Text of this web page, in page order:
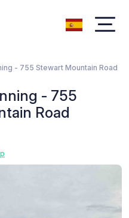
- 755 Stewart Mountain Road
- 755
Road